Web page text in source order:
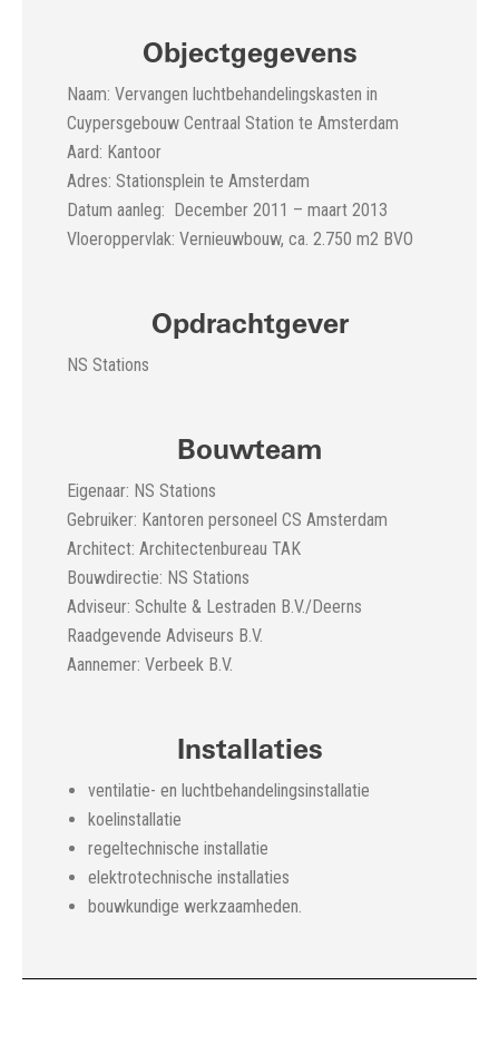
Objectgegevens
Naam: Vervangen luchtbehandelingskasten in
Cuypersgebouw Centraal Station te Amsterdam
Aard: Kantoor
Adres: Stationsplein te Amsterdam
Datum aanleg: December 2011 – maart 2013
Vloeroppervlak: Vernieuwbouw, ca. 2.750 m2 BVO
Opdrachtgever
NS Stations
Bouwteam
Eigenaar: NS Stations
Gebruiker: Kantoren personeel CS Amsterdam
Architect: Architectenbureau TAK
Bouwdirectie: NS Stations
Adviseur: Schulte & Lestraden B.V./Deerns
Raadgevende Adviseurs B.V.
Aannemer: Verbeek B.V.
Installaties
ventilatie- en luchtbehandelingsinstallatie
koelinstallatie
regeltechnische installatie
elektrotechnische installaties
bouwkundige werkzaamheden.